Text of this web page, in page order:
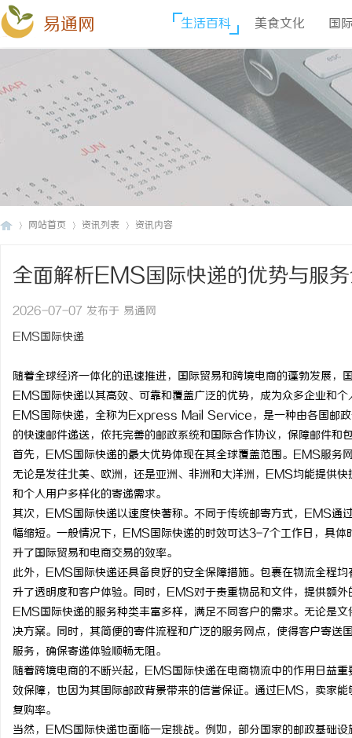
易通网 生活百科 美食文化 国
网站首页 资讯列表 资讯内容
全面解析EMS国际快递的优势与服
2026-07-07 发布于 易通网
EMS国际快递
随着全球经济一体化的迅速推进，国际贸易和跨境电商的蓬勃发展
EMS国际快递以其高效、可靠和覆盖广泛的优势，成为众多企业和
EMS国际快递，全称为Express Mail Service，是一种由各国邮政
的快速邮件递送，依托完善的邮政系统和国际合作协议，保障邮件和
首先，EMS国际快递的最大优势体现在其全球覆盖范围。EMS服务
无论是发往北美、欧洲，还是亚洲、非洲和大洋洲，EMS均能提供
和个人用户多样化的寄递需求。
其次，EMS国际快递以速度快著称。不同于传统邮寄方式，EMS通
幅缩短。一般情况下，EMS国际快递的时效可达3-7个工作日，具
升了国际贸易和电商交易的效率。
此外，EMS国际快递还具备良好的安全保障措施。包裹在物流全程
升了透明度和客户体验。同时，EMS对于贵重物品和文件，提供额
EMS国际快递的服务种类丰富多样，满足不同客户的需求。无论是
决方案。同时，其简便的寄件流程和广泛的服务网点，使得客户寄
服务，确保寄递体验顺畅无阻。
随着跨境电商的不断兴起，EMS国际快递在电商物流中的作用日益
效保障，也因为其国际邮政背景带来的信誉保证。通过EMS，卖家
复购率。
当然，EMS国际快递也面临一定挑战。例如，部分国家的邮政基础
合肥刑事律师：保护您